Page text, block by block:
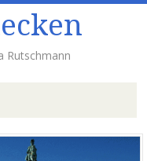
Rutschmann